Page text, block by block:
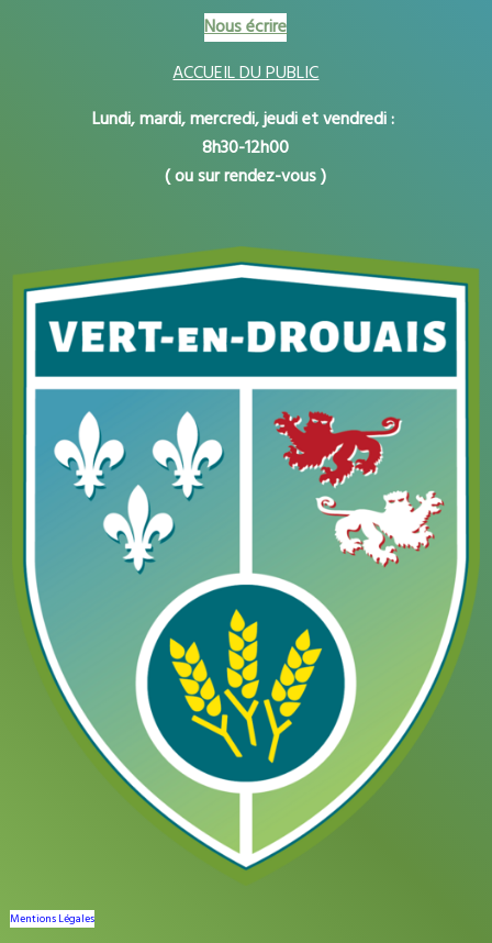
Nous écrire
ACCUEIL DU PUBLIC
Lundi, mardi, mercredi, jeudi et vendredi :
8h30-12h00
( ou sur rendez-vous )
Mentions Légales